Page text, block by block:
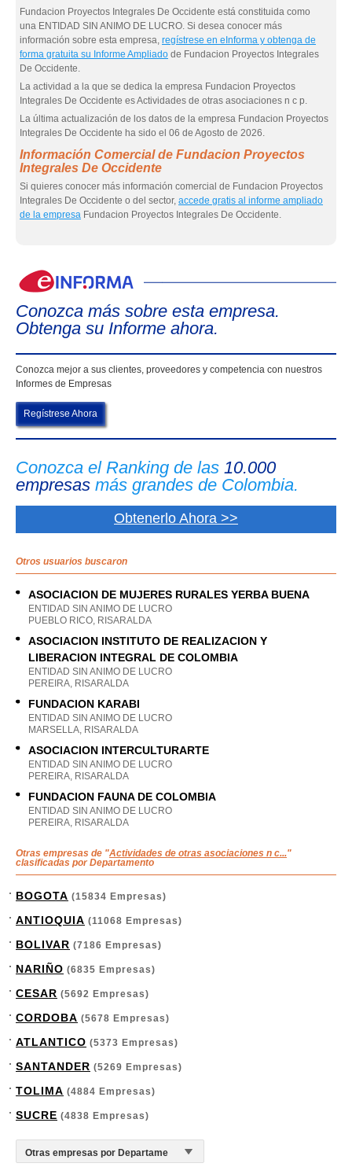
Fundacion Proyectos Integrales De Occidente está constituida como
una ENTIDAD SIN ANIMO DE LUCRO. Si desea conocer más
información sobre esta empresa, regístrese en eInforma y obtenga de
forma gratuita su Informe Ampliado de Fundacion Proyectos Integrales
De Occidente.
La actividad a la que se dedica la empresa Fundacion Proyectos
Integrales De Occidente es Actividades de otras asociaciones n c p.
La última actualización de los datos de la empresa Fundacion Proyectos
Integrales De Occidente ha sido el 06 de Agosto de 2026.
Información Comercial de Fundacion Proyectos
Integrales De Occidente
Si quieres conocer más información comercial de Fundacion Proyectos
Integrales De Occidente o del sector, accede gratis al informe ampliado
de la empresa Fundacion Proyectos Integrales De Occidente.
Conozca más sobre esta empresa.
Obtenga su Informe ahora.
Conozca mejor a sus clientes, proveedores y competencia con nuestros
Informes de Empresas
Regístrese Ahora
Conozca el Ranking de las 10.000
empresas más grandes de Colombia.
Obtenerlo Ahora >>
Otros usuarios buscaron
ASOCIACION DE MUJERES RURALES YERBA BUENA
ENTIDAD SIN ANIMO DE LUCRO
PUEBLO RICO, RISARALDA
ASOCIACION INSTITUTO DE REALIZACION Y
LIBERACION INTEGRAL DE COLOMBIA
ENTIDAD SIN ANIMO DE LUCRO
PEREIRA, RISARALDA
FUNDACION KARABI
ENTIDAD SIN ANIMO DE LUCRO
MARSELLA, RISARALDA
ASOCIACION INTERCULTURARTE
ENTIDAD SIN ANIMO DE LUCRO
PEREIRA, RISARALDA
FUNDACION FAUNA DE COLOMBIA
ENTIDAD SIN ANIMO DE LUCRO
PEREIRA, RISARALDA
Otras empresas de "Actividades de otras asociaciones n c..."
clasificadas por Departamento
BOGOTA (15834 Empresas)
ANTIOQUIA (11068 Empresas)
BOLIVAR (7186 Empresas)
NARIÑO (6835 Empresas)
CESAR (5692 Empresas)
CORDOBA (5678 Empresas)
ATLANTICO (5373 Empresas)
SANTANDER (5269 Empresas)
TOLIMA (4884 Empresas)
SUCRE (4838 Empresas)